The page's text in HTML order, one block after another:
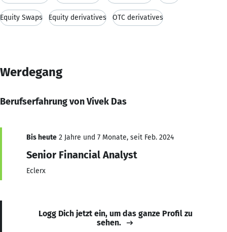
Equity Swaps Equity derivatives OTC derivatives
Werdegang
Berufserfahrung von Vivek Das
Bis heute 2 Jahre und 7 Monate, seit Feb. 2024
Senior Financial Analyst
Eclerx
Logg Dich jetzt ein, um das ganze Profil zu
sehen.